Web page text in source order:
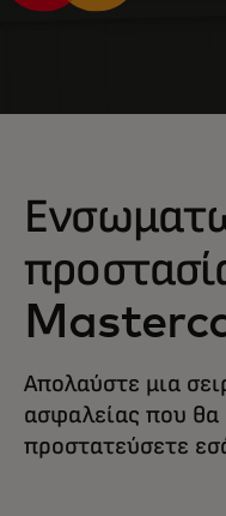
Απολαύστε μια
ασφαλείας που
προστατεύσετε